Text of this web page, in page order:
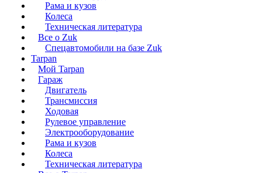
Рама и кузов
Колеса
Техническая литература
Все о Zuk
Спецавтомобили на базе Zuk
Tarpan
Мой Tarpan
Гараж
Двигатель
Трансмиссия
Ходовая
Рулевое управление
Электрооборудование
Рама и кузов
Колеса
Техническая литература